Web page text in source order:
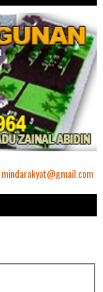
mindarakyat@gmail.com